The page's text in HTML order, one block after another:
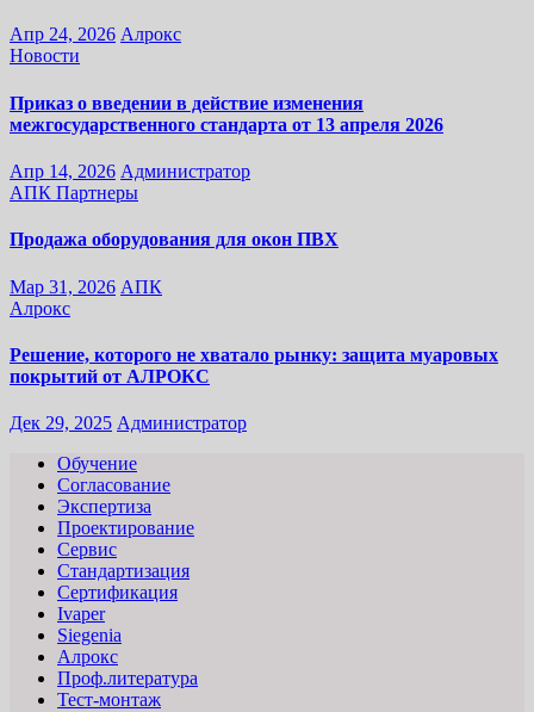
Апр 24, 2026 Алрокс
Новости
Приказ о введении в действие изменения
межгосударственного стандарта от 13 апреля 2026
Апр 14, 2026 Администратор
АПК Партнеры
Продажа оборудования для окон ПВХ
Мар 31, 2026 АПК
Алрокс
Решение, которого не хватало рынку: защита муаровых
покрытий от АЛРОКС
Дек 29, 2025 Администратор
Обучение
Согласование
Экспертиза
Проектирование
Сервис
Стандартизация
Сертификация
Ivaper
Siegenia
Алрокс
Проф.литература
Тест-монтаж